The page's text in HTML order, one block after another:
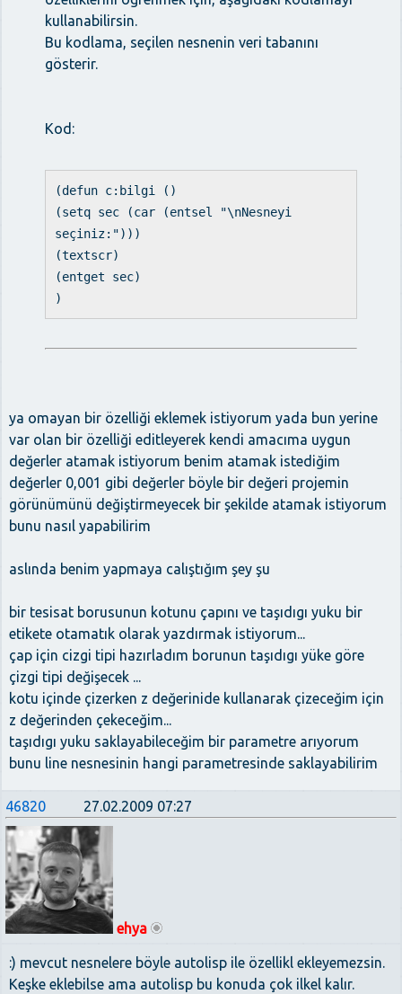
kullanabilirsin.
Bu kodlama, seçilen nesnenin veri tabanını
gösterir.
Kod:
(defun c:bilgi ()
(setq sec (car (entsel "\nNesneyi
seçiniz:")))
(textscr)
(entget sec)
)
ya omayan bir özelliği eklemek istiyorum yada bun yerine
var olan bir özelliği editleyerek kendi amacıma uygun
değerler atamak istiyorum benim atamak istediğim
değerler 0,001 gibi değerler böyle bir değeri projemin
görünümünü değiştirmeyecek bir şekilde atamak istiyorum
bunu nasıl yapabilirim
aslında benim yapmaya calıştığım şey şu
bir tesisat borusunun kotunu çapını ve taşıdıgı yuku bir
etikete otamatık olarak yazdırmak istiyorum...
çap için cizgi tipi hazırladım borunun taşıdıgı yüke göre
çizgi tipi değişecek ...
kotu içinde çizerken z değerinide kullanarak çizeceğim için
z değerinden çekeceğim...
taşıdıgı yuku saklayabileceğim bir parametre arıyorum
bunu line nesnesinin hangi parametresinde saklayabilirim
46820 27.02.2009 07:27
ehya
:) mevcut nesnelere böyle autolisp ile özellikl ekleyemezsin.
Keşke eklebilse ama autolisp bu konuda çok ilkel kalır.